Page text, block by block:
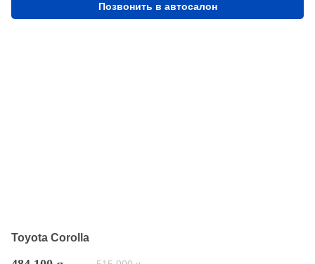
Позвонить в автосалон
Toyota Corolla